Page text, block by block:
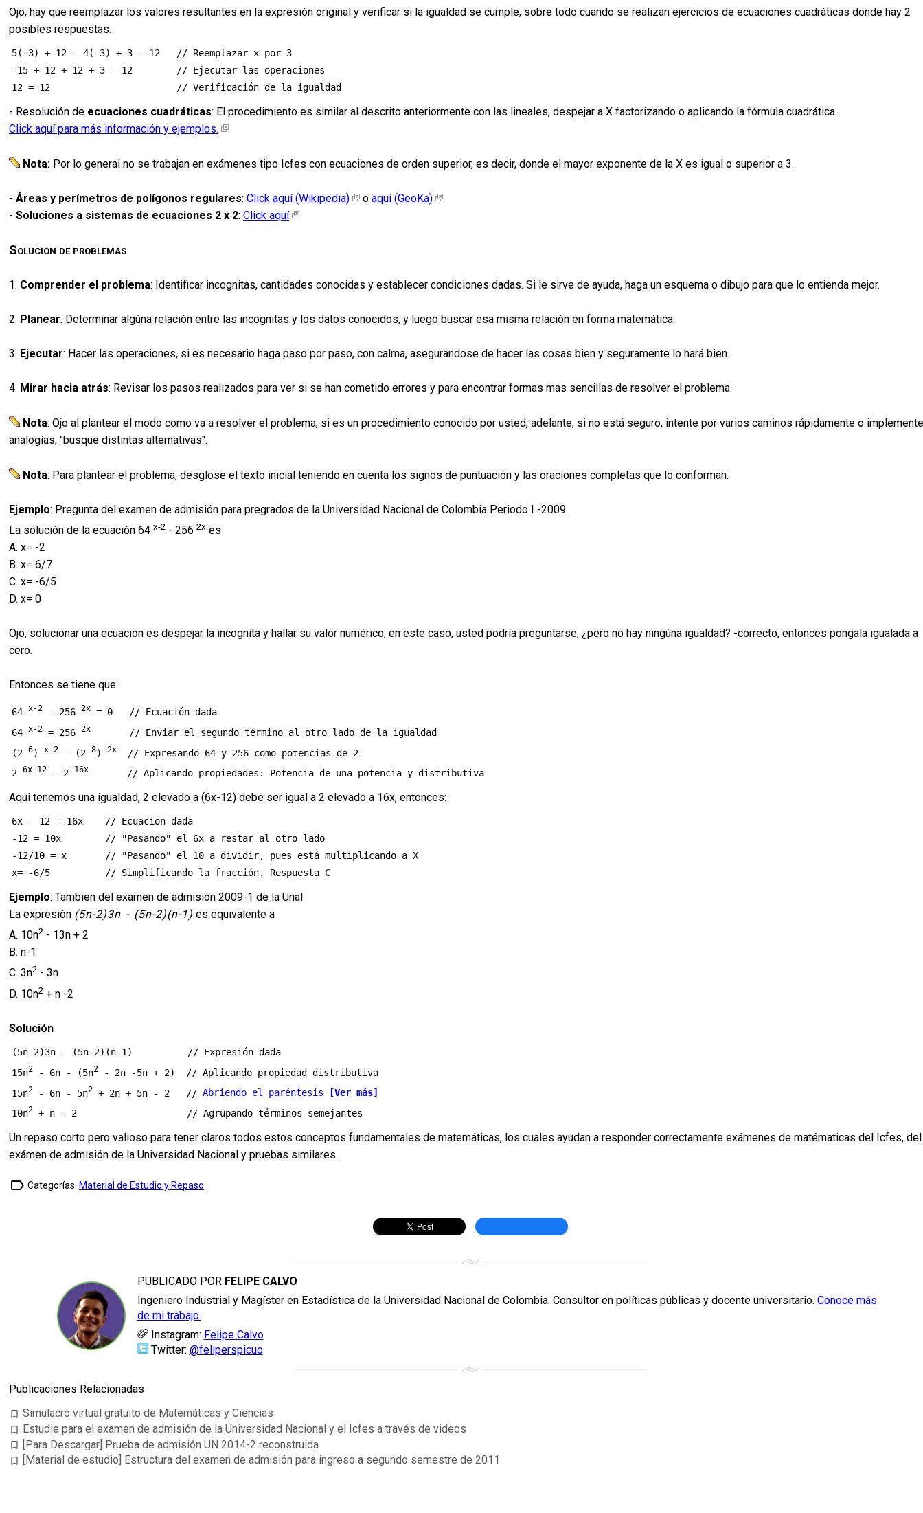
Ojo, hay que reemplazar los valores resultantes en la expresión original y verificar si la igualdad se cumple, sobre todo cuando se realizan ejercicios de ecuaciones cuadráticas donde hay 2
posibles respuestas.
5(-3) + 12 - 4(-3) + 3 = 12   // Reemplazar x por 3
-15 + 12 + 12 + 3 = 12        // Ejecutar las operaciones
- Resolución de ecuaciones cuadráticas: El procedimiento es similar al descrito anteriormente con las lineales, despejar a X factorizando o aplicando la fórmula cuadrática.
Click aquí para más información y ejemplos.
Nota: Por lo general no se trabajan en exámenes tipo Icfes con ecuaciones de orden superior, es decir, donde el mayor exponente de la X es igual o superior a 3.
- Áreas y perímetros de polígonos regulares: Click aquí (Wikipedia) o aquí (GeoKa)
- Soluciones a sistemas de ecuaciones 2 x 2: Click aquí
Solución de problemas
1. Comprender el problema: Identificar incognitas, cantidades conocidas y establecer condiciones dadas. Si le sirve de ayuda, haga un esquema o dibujo para que lo entienda mejor.
2. Planear: Determinar algúna relación entre las incognitas y los datos conocidos, y luego buscar esa misma relación en forma matemática.
3. Ejecutar: Hacer las operaciones, si es necesario haga paso por paso, con calma, asegurandose de hacer las cosas bien y seguramente lo hará bien.
4. Mirar hacia atrás: Revisar los pasos realizados para ver si se han cometido errores y para encontrar formas mas sencillas de resolver el problema.
Nota: Ojo al plantear el modo como va a resolver el problema, si es un procedimiento conocido por usted, adelante, si no está seguro, intente por varios caminos rápidamente o implemente
analogías, "busque distintas alternativas".
Nota: Para plantear el problema, desglose el texto inicial teniendo en cuenta los signos de puntuación y las oraciones completas que lo conforman.
Ejemplo: Pregunta del examen de admisión para pregrados de la Universidad Nacional de Colombia Periodo I -2009.
La solución de la ecuación 64 x-2 - 256 2x es
A. x= -2
B. x= 6/7
C. x= -6/5
D. x= 0
Ojo, solucionar una ecuación es despejar la incognita y hallar su valor numérico, en este caso, usted podría preguntarse, ¿pero no hay ningúna igualdad? -correcto, entonces pongala igualada a
cero.
Entonces se tiene que:
64 x-2 - 256 2x = 0   // Ecuación dada
64 x-2 = 256 2x
       // Enviar el segundo término al otro lado de la igualdad
(2 6) x-2 = (2 8) 2x
  // Expresando 64 y 256 como potencias de 2
2 6x-12 = 2 16x
Aqui tenemos una igualdad, 2 elevado a (6x-12) debe ser igual a 2 elevado a 16x, entonces:
6x - 12 = 16x    // Ecuacion dada
-12 = 10x        // "Pasando" el 6x a restar al otro lado
-12/10 = x       // "Pasando" el 10 a dividir, pues está multiplicando a X
Ejemplo: Tambien del examen de admisión 2009-1 de la Unal
La expresión (5n-2)3n - (5n-2)(n-1) es equivalente a
A. 10n2 - 13n + 2
B. n-1
C. 3n2 - 3n
D. 10n2 + n -2
Solución
(5n-2)3n - (5n-2)(n-1)          // Expresión dada
15n2 - 6n - (5n2 - 2n -5n + 2)  // Aplicando propiedad distributiva
15n2 - 6n - 5n2 + 2n + 5n - 2   // Abriendo el paréntesis
[Ver más]
10n2
Un repaso corto pero valioso para tener claros todos estos conceptos fundamentales de matemáticas, los cuales ayudan a responder correctamente exámenes de matématicas del Icfes, del
exámen de admisión de la Universidad Nacional y pruebas similares.
label_outline Categorías: Material de Estudio y Repaso
PUBLICADO POR FELIPE CALVO
Ingeniero Industrial y Magíster en Estadística de la Universidad Nacional de Colombia. Consultor en políticas públicas y docente universitario. Conoce más
de mi trabajo.
Instagram: Felipe Calvo
Twitter: @feliperspicuo
Publicaciones Relacionadas
bookmark_border Simulacro virtual gratuito de Matemáticas y Ciencias
bookmark_border Estudie para el examen de admisión de la Universidad Nacional y el Icfes a través de videos
bookmark_border [Para Descargar] Prueba de admisión UN 2014-2 reconstruida
bookmark_border [Material de estudio] Estructura del examen de admisión para ingreso a segundo semestre de 2011